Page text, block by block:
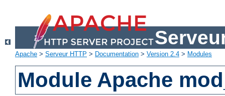
Apache > Serveur HTTP > Documentation > Version 2.4 > Modules
Module Apache